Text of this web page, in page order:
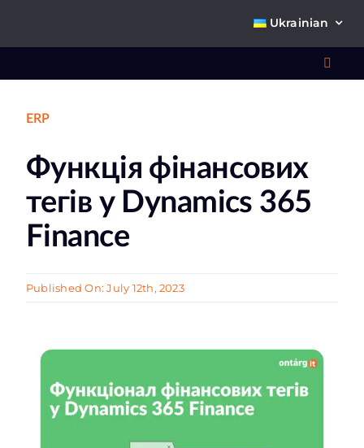
Ukrainian
ERP
Функція фінансових
тегів у Dynamics 365
Finance
Published On: July 12th, 2023